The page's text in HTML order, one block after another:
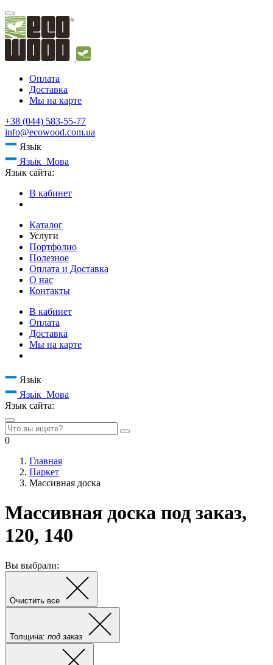
Оплата
Доставка
Мы на карте
+38 (044) 583-55-77
info@ecowood.com.ua
Язьік
Язьік Мова
Язык сайта:
В кабинет
Каталог
Услуги
Портфолио
Полезное
Оплата и Доставка
О нас
Контакты
В кабинет
Оплата
Доставка
Мы на карте
Язьік
Язьік Мова
Язык сайта:
0
Главная
Паркет
Массивная доска
Массивная доска под заказ,
120, 140
Вы выбрали:
Очистить все
Толщина: под заказ